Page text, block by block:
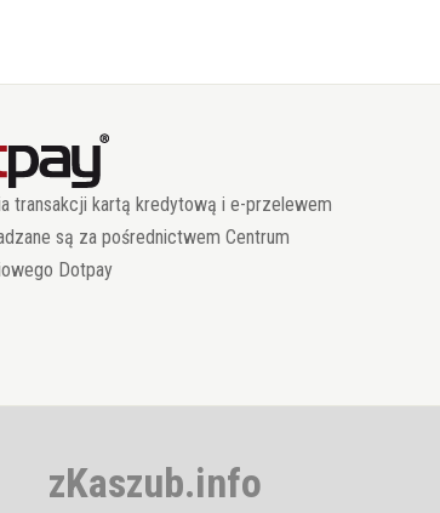
transakcji kartą kredytową i e-przelewem
są za pośrednictwem Centrum
Dotpay
zKaszub.info